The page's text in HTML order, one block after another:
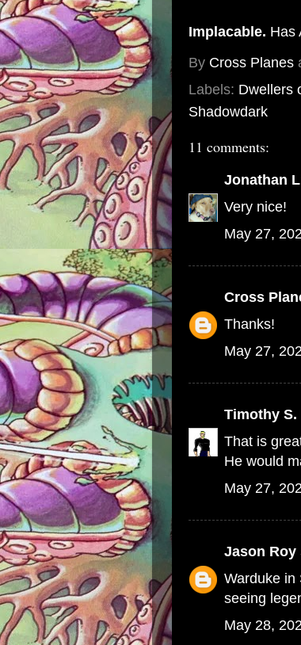
Implacable. Has
By Cross Planes
Labels: Dwellers
Shadowdark
11 comments:
Jonathan
Very nice!
May 27,
Cross
Thanks!
May 27,
Timothy S.
That is
He would
May 27,
Jason Roy
Warduke in
seeing
May 28,